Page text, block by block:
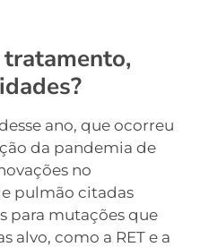
tratamento,
ano, que ocorreu
da pandemia de
no
pulmão citadas
para mutações que
alvo, como a RET e a